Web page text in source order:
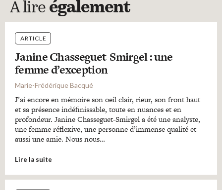
A lire également
ARTICLE
Janine Chasseguet-Smirgel : une
femme d’exception
Marie-Frédérique Bacqué
J’ai encore en mémoire son oeil clair, rieur, son front haut
et sa présence indéfinissable, toute en nuances et en
profondeur. Janine Chasseguet-Smirgel a été une analyste,
une femme réflexive, une personne d’immense qualité et
aussi une amie. Nous nous…
Lire la suite